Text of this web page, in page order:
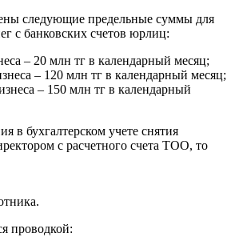
следующие предельные суммы для
с банковских счетов юрлиц:
– 20 млн тг в календарный месяц;
– 120 млн тг в календарный месяц;
– 150 млн тг в календарный
в бухгалтерском учете снятия
с расчетного счета ТОО, то
проводкой: